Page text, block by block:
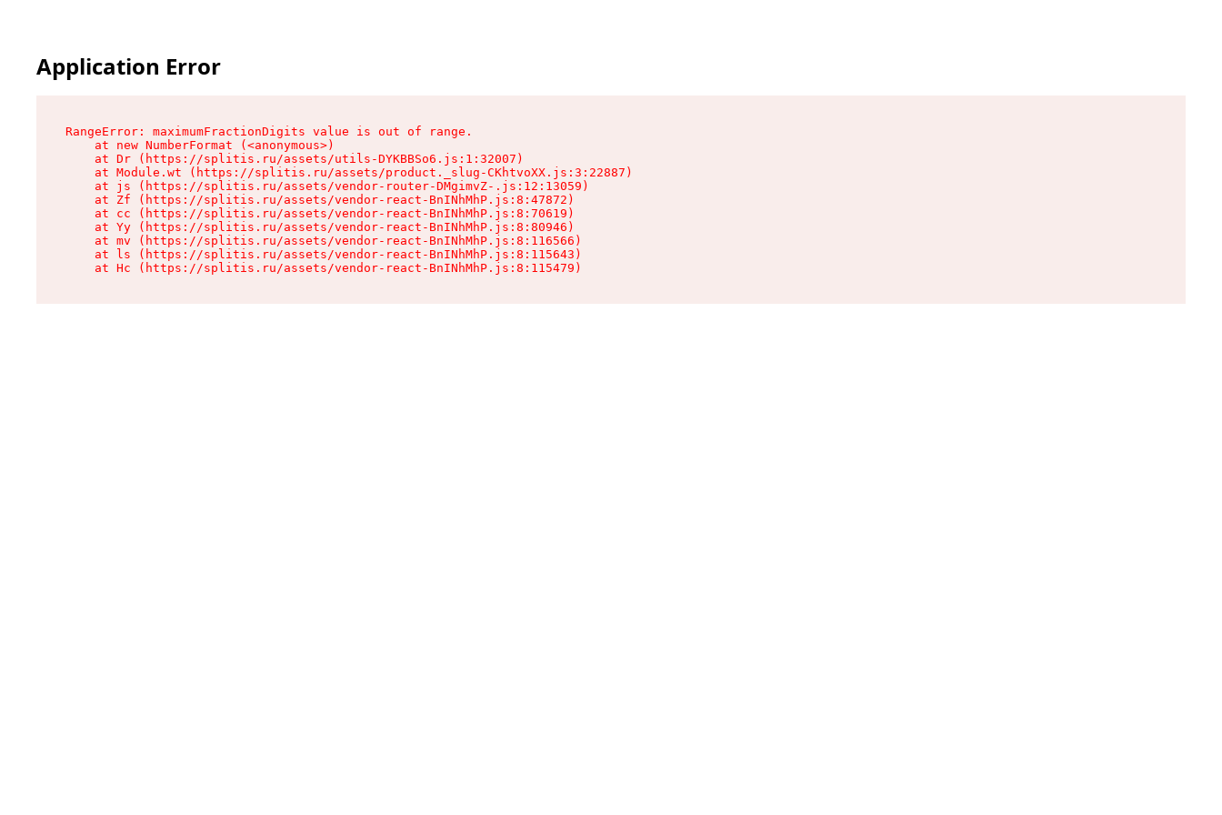
Application Error
RangeError: maximumFractionDigits value is out of range.
    at new NumberFormat (<anonymous>)
    at Dr (https://splitis.ru/assets/utils-DYKBBSo6.js:1:32007)
    at Module.wt (https://splitis.ru/assets/product._slug-CKhtvoXX.js:3:22887)
    at js (https://splitis.ru/assets/vendor-router-DMgimvZ-.js:12:13059)
    at Zf (https://splitis.ru/assets/vendor-react-BnINhMhP.js:8:47872)
    at cc (https://splitis.ru/assets/vendor-react-BnINhMhP.js:8:70619)
    at Yy (https://splitis.ru/assets/vendor-react-BnINhMhP.js:8:80946)
    at mv (https://splitis.ru/assets/vendor-react-BnINhMhP.js:8:116566)
    at ls (https://splitis.ru/assets/vendor-react-BnINhMhP.js:8:115643)
    at Hc (https://splitis.ru/assets/vendor-react-BnINhMhP.js:8:115479)